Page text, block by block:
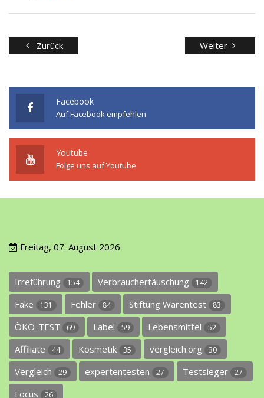
Zurück Weiter
Facebook
Auf Facebook empfehlen
Youtube
Folge uns auf Youtube
Freitag, 07. August 2026
Irreführung 154 Verbrauchertäuschung 142
Fake 131 Fehler 84 Stiftung Warentest 83
ÖKO-TEST 69 Label 59 Lebensmittel 52
Affiliate 44 Kosmetik 35 vergleich.org 30
Vergleich 29 expertentesten 27 Testsieger 27
Focus 26